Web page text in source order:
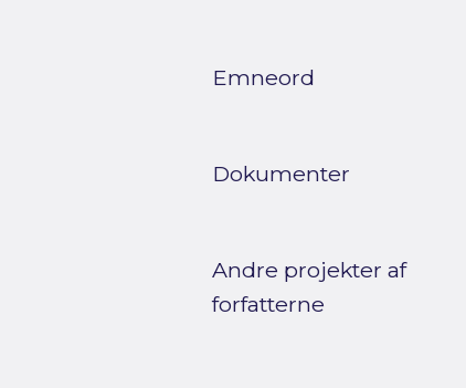
Emneord
Dokumenter
Andre projekter af
forfatterne